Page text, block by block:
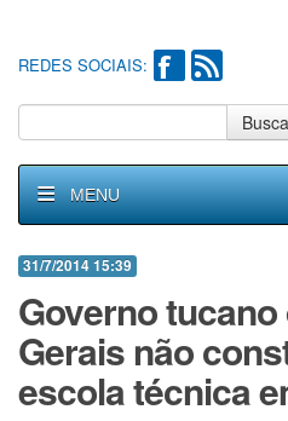
REDES SOCIAIS:
MENU
31/7/2014 15:39
Governo
Gerais não
escola técnica